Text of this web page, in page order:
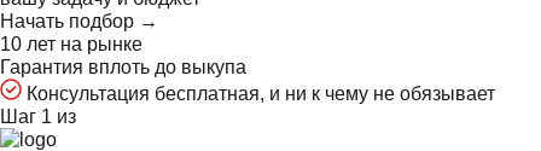
Начать подбор →
10 лет на рынке
Гарантия вплоть до выкупа
Консультация бесплатная, и ни к чему не обязывает
Шаг 1 из